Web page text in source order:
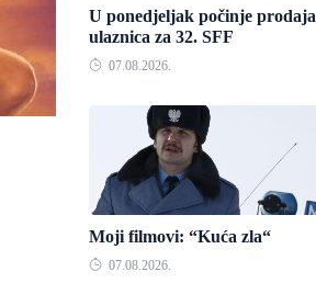
U ponedjeljak počinje prodaja
ulaznica za 32. SFF
07.08.2026.
Moji filmovi: “Kuća zla“
07.08.2026.